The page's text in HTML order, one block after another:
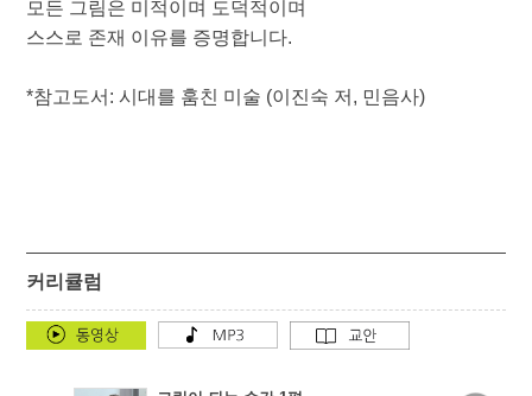
모든 그림은 미적이며 도덕적이며
스스로 존재 이유를 증명합니다.
*참고도서: 시대를 훔친 미술 (이진숙 저, 민음사)
커리큘럼